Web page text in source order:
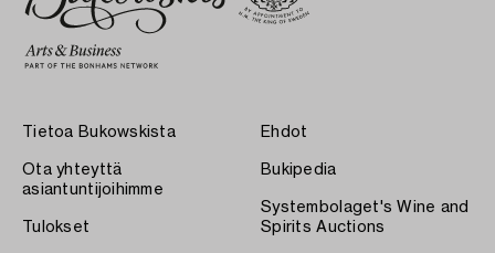
Tietoa Bukowskista
Ota yhteyttä
asiantuntijoihimme
Tulokset
Ehdot
Bukipedia
Systembolaget's Wine and
Spirits Auctions